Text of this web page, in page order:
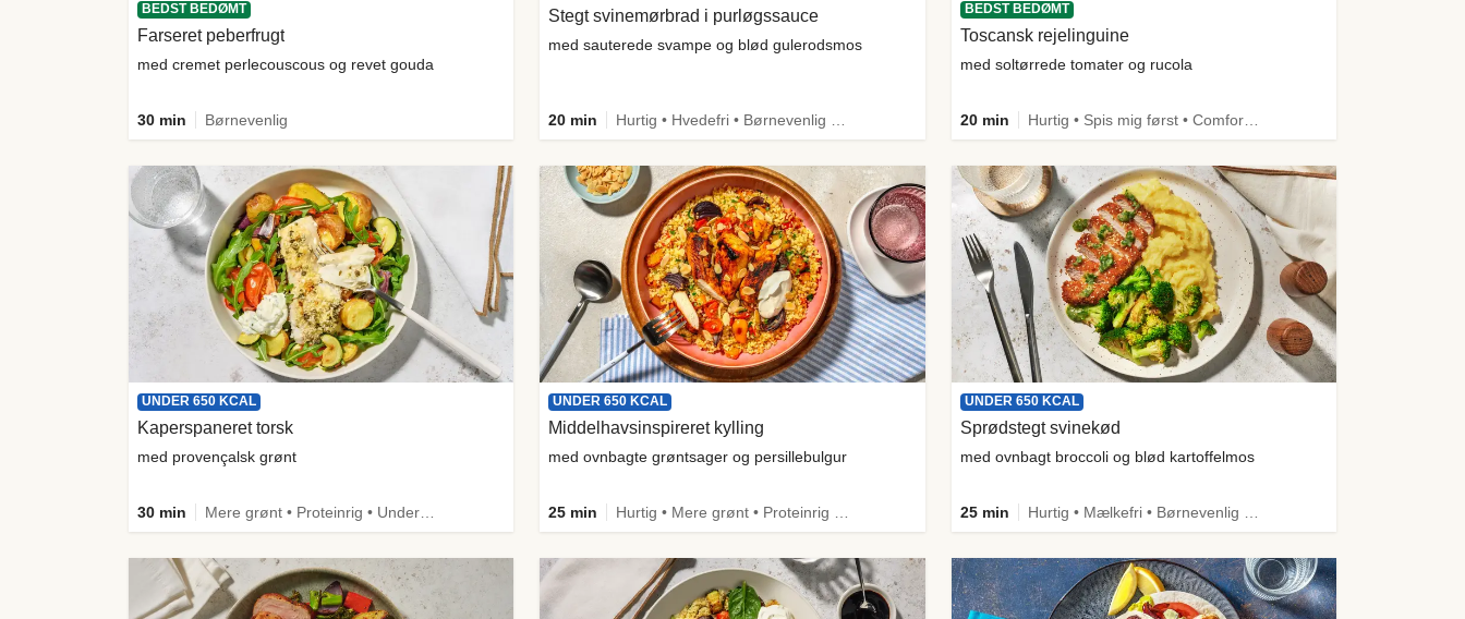
BEDST BEDØMT
Farseret peberfrugt
med cremet perlecouscous og revet gouda
30 min Børnevenlig
Stegt svinemørbrad i purløgssauce
med sauterede svampe og blød gulerodsmos
20 min
BEDST BEDØMT
Toscansk rejelinguine
med soltørrede tomater og rucola
20 min Hurtig • Spis mig først • Comfort Food
UNDER 650 KCAL
Kaperspaneret torsk
med provençalsk grønt
30 min
UNDER 650 KCAL
Middelhavsinspireret kylling
med ovnbagte grøntsager og persillebulgur
25 min
UNDER 650 KCAL
Sprødstegt svinekød
med ovnbagt broccoli og blød kartoffelmos
25 min